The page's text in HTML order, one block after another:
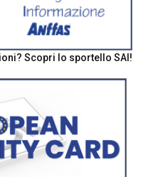
Scopri lo sportello SAI!